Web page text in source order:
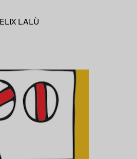
LALÙ